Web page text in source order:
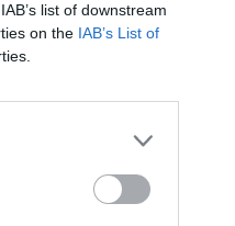
list of downstream
on the IAB’s List of